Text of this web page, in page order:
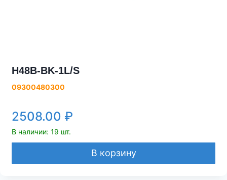
H48B-BK-1L/S
09300480300
2508.00 ₽
В наличии: 19 шт.
В корзину